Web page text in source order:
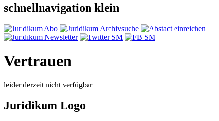
schnellnavigation klein
Vertrauen
leider derzeit nicht verfügbar
Juridikum Logo